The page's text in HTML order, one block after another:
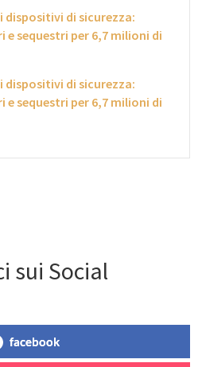
dispositivi di sicurezza:
e sequestri per 6,7 milioni di
dispositivi di sicurezza:
e sequestri per 6,7 milioni di
sui Social
facebook